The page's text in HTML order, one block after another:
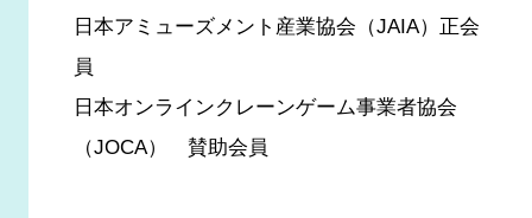
日本アミューズメント産業協会（JAIA）正会
員
日本オンラインクレーンゲーム事業者協会
（JOCA） 賛助会員